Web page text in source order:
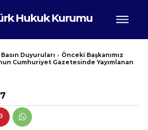
Hukuk Kurumu
Basın Duyuruları
Önceki Başkanımız
Cumhuriyet Gazetesinde Yayımlanan